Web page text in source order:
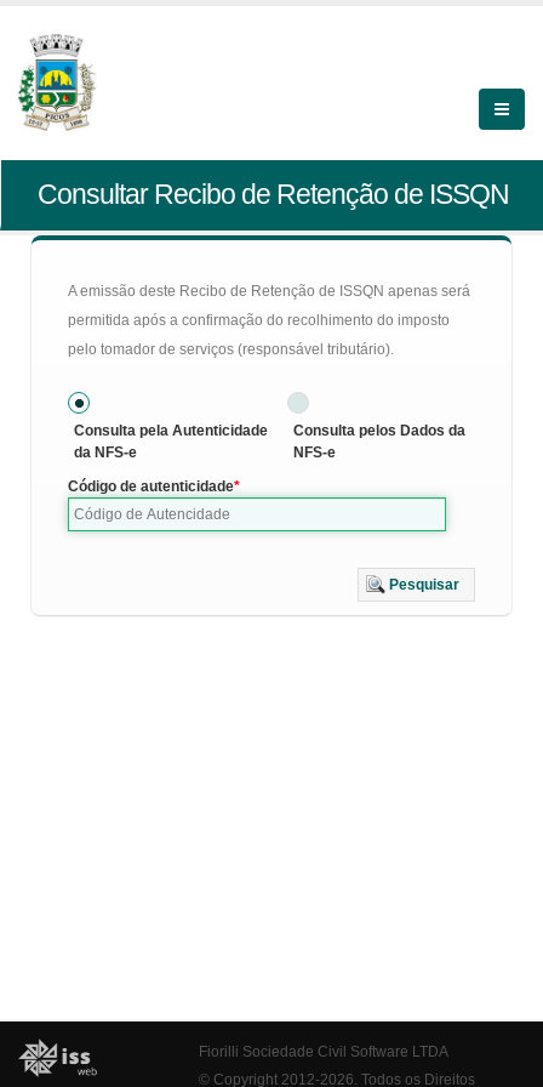
Consultar Recibo de Retenção de ISSQN
A emissão deste Recibo de Retenção de ISSQN apenas será
permitida após a confirmação do recolhimento do imposto
pelo tomador de serviços (responsável tributário).
Consulta pela Autenticidade
da NFS-e
Consulta pelos Dados da
NFS-e
Código de autenticidade
Pesquisar
Fiorilli Sociedade Civil Software LTDA
© Copyright 2012-2026. Todos os Direitos